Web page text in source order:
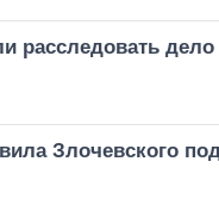
расследовать дело
Злочевского